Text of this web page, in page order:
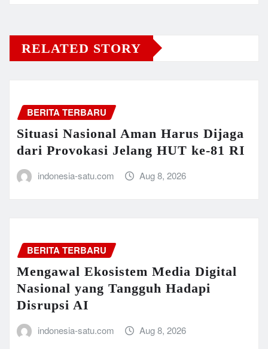
RELATED STORY
BERITA TERBARU
Situasi Nasional Aman Harus Dijaga
dari Provokasi Jelang HUT ke-81 RI
indonesia-satu.com Aug 8, 2026
BERITA TERBARU
Mengawal Ekosistem Media Digital
Nasional yang Tangguh Hadapi
Disrupsi AI
indonesia-satu.com Aug 8, 2026